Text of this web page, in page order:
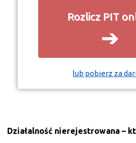
Rozlicz PIT
➔
lub pobierz za
Działalność nierejestrowana –